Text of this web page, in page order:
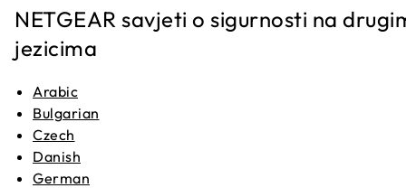
NETGEAR savjeti o sigurnosti na
jezicima
Arabic
Bulgarian
Czech
Danish
German